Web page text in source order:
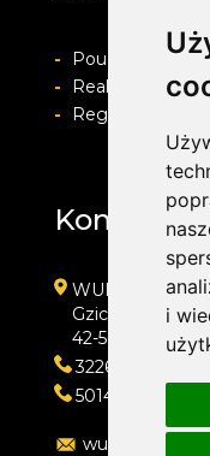
i
-
Pouczenie o
-
Realizacja
-
Regulamin i
Kontakt
WULKAN-
Gzichowska 108
42-504 Będzin
322692033
501410313
wulkan-